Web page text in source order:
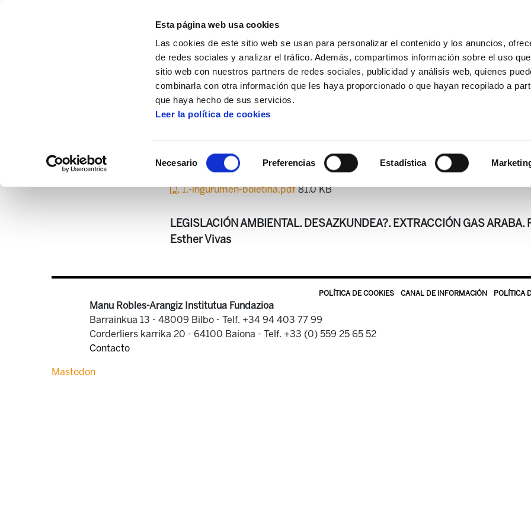
Esta página web usa cookies
Las cookies de este sitio web se usan para personalizar el contenido y los anuncios,
de redes sociales y analizar el tráfico. Además, compartimos información sobre el uso
sitio web con nuestros partners de redes sociales, publicidad y análisis web, quienes
combinarla con otra información que les haya proporcionado o que hayan recopilado a
que haya hecho de sus servicios.
Leer la política de cookies
Necesario Preferencias Estadística
Centro de documentación Boletín de medio ambiente
1.-ingurumen-boletina.pdf81.0 KB
LEGISLACIÓN AMBIENTAL. DESAZKUNDEA?. EXTRACCIÓN GAS ARABA.
Esther Vivas
POLÍTICA DE COOKIES CANAL DE INFORMACIÓN POLÍTICA
Manu Robles-Arangiz Institutua Fundazioa
Barrainkua 13 - 48009 Bilbo - Telf. +34 94 403 77 99
Corderliers karrika 20 - 64100 Baiona - Telf. +33 (0) 559 25 65 52
Contacto
Mastodon